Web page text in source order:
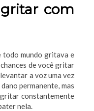
com
todo mundo gritava e
de você gritar
a voz uma vez
permanente, mas
constantemente
nela.